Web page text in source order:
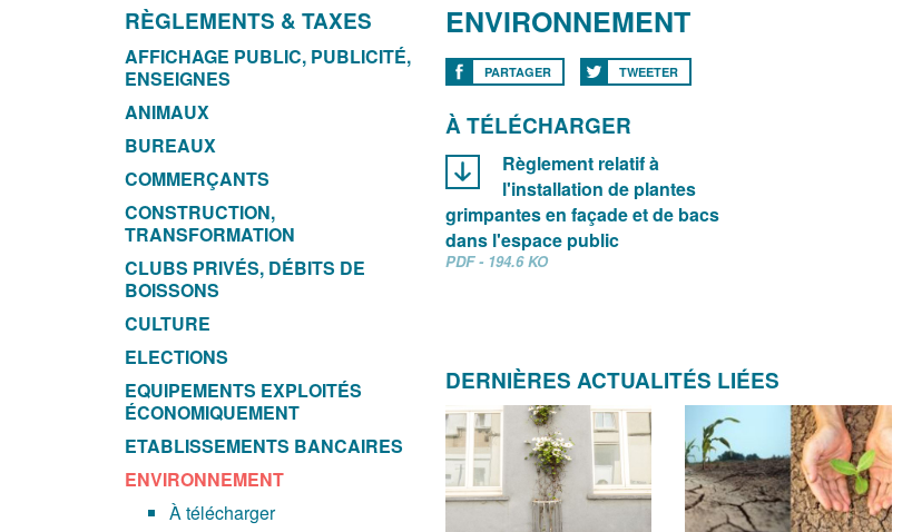
RÈGLEMENTS & TAXES
AFFICHAGE PUBLIC, PUBLICITÉ,
ENSEIGNES
ANIMAUX
BUREAUX
COMMERÇANTS
CONSTRUCTION,
TRANSFORMATION
CLUBS PRIVÉS, DÉBITS DE
BOISSONS
CULTURE
ELECTIONS
EQUIPEMENTS EXPLOITÉS
ÉCONOMIQUEMENT
ETABLISSEMENTS BANCAIRES
ENVIRONNEMENT
À télécharger
ENVIRONNEMENT
PARTAGER TWEETER
À TÉLÉCHARGER
Règlement relatif à
l'installation de plantes
grimpantes en façade et de bacs
dans l'espace public
PDF - 194.6 KO
DERNIÈRES ACTUALITÉS LIÉES